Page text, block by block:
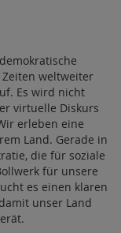
weltweiter
Es wird nicht
virtuelle Diskurs
erleben eine
Land. Gerade in
die für soziale
für unsere
es einen klaren
unser Land